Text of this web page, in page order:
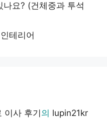
요? (건체중과 투석
테리어
이사 후기의 lupin21kr